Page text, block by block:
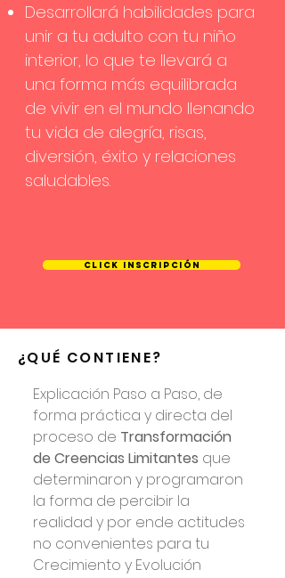
Desarrollará habilidades para
unir a tu adulto con tu niño
interior, lo que te llevará a
una forma más equilibrada
de vivir en el mundo llenando
tu vida de alegría, risas,
diversión, éxito y relaciones
saludables.
CLICK INSCRIPCIÓN
¿QUÉ CONTIENE?
Explicación Paso a Paso, de
forma práctica y directa del
proceso de Transformación
de Creencias Limitantes que
determinaron y programaron
la forma de percibir la
realidad y por ende actitudes
no convenientes para tu
Crecimiento y Evolución